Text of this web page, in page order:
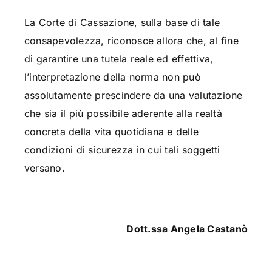
La Corte di Cassazione, sulla base di tale
consapevolezza, riconosce allora che, al fine
di garantire una tutela reale ed effettiva,
l’interpretazione della norma non può
assolutamente prescindere da una valutazione
che sia il più possibile aderente alla realtà
concreta della vita quotidiana e delle
condizioni di sicurezza in cui tali soggetti
versano.
Dott.ssa Angela Castanò